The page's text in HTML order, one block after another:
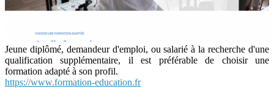
Jeune diplômé, demandeur d'emploi, ou salarié à la recherche d'une
qualification supplémentaire, il est préférable de choisir une
formation adapté à son profil.
https://www.formation-education.fr